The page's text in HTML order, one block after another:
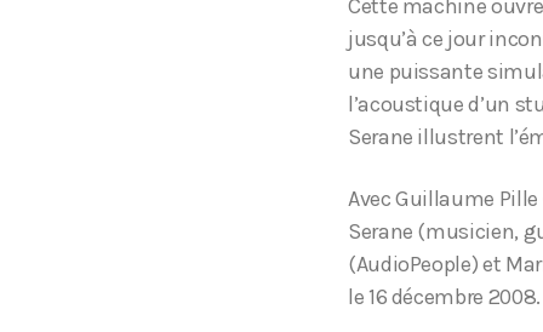
Cette machine
jusqu’à ce jour
une puissante
l’acoustique d’un
Serane illustrent
Avec Guillaume
Serane (musicien,
(AudioPeople) et
le 16 décembre 2008.